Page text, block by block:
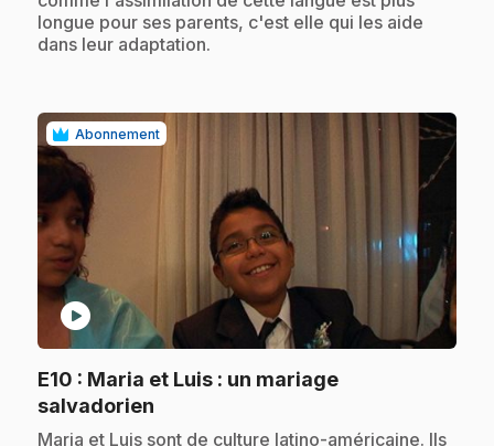
longue pour ses parents, c'est elle qui les aide
dans leur adaptation.
Abonnement
play_circle
E10 : Maria et Luis : un mariage
salvadorien
.Maria et Luis sont de culture latino-américaine. Ils